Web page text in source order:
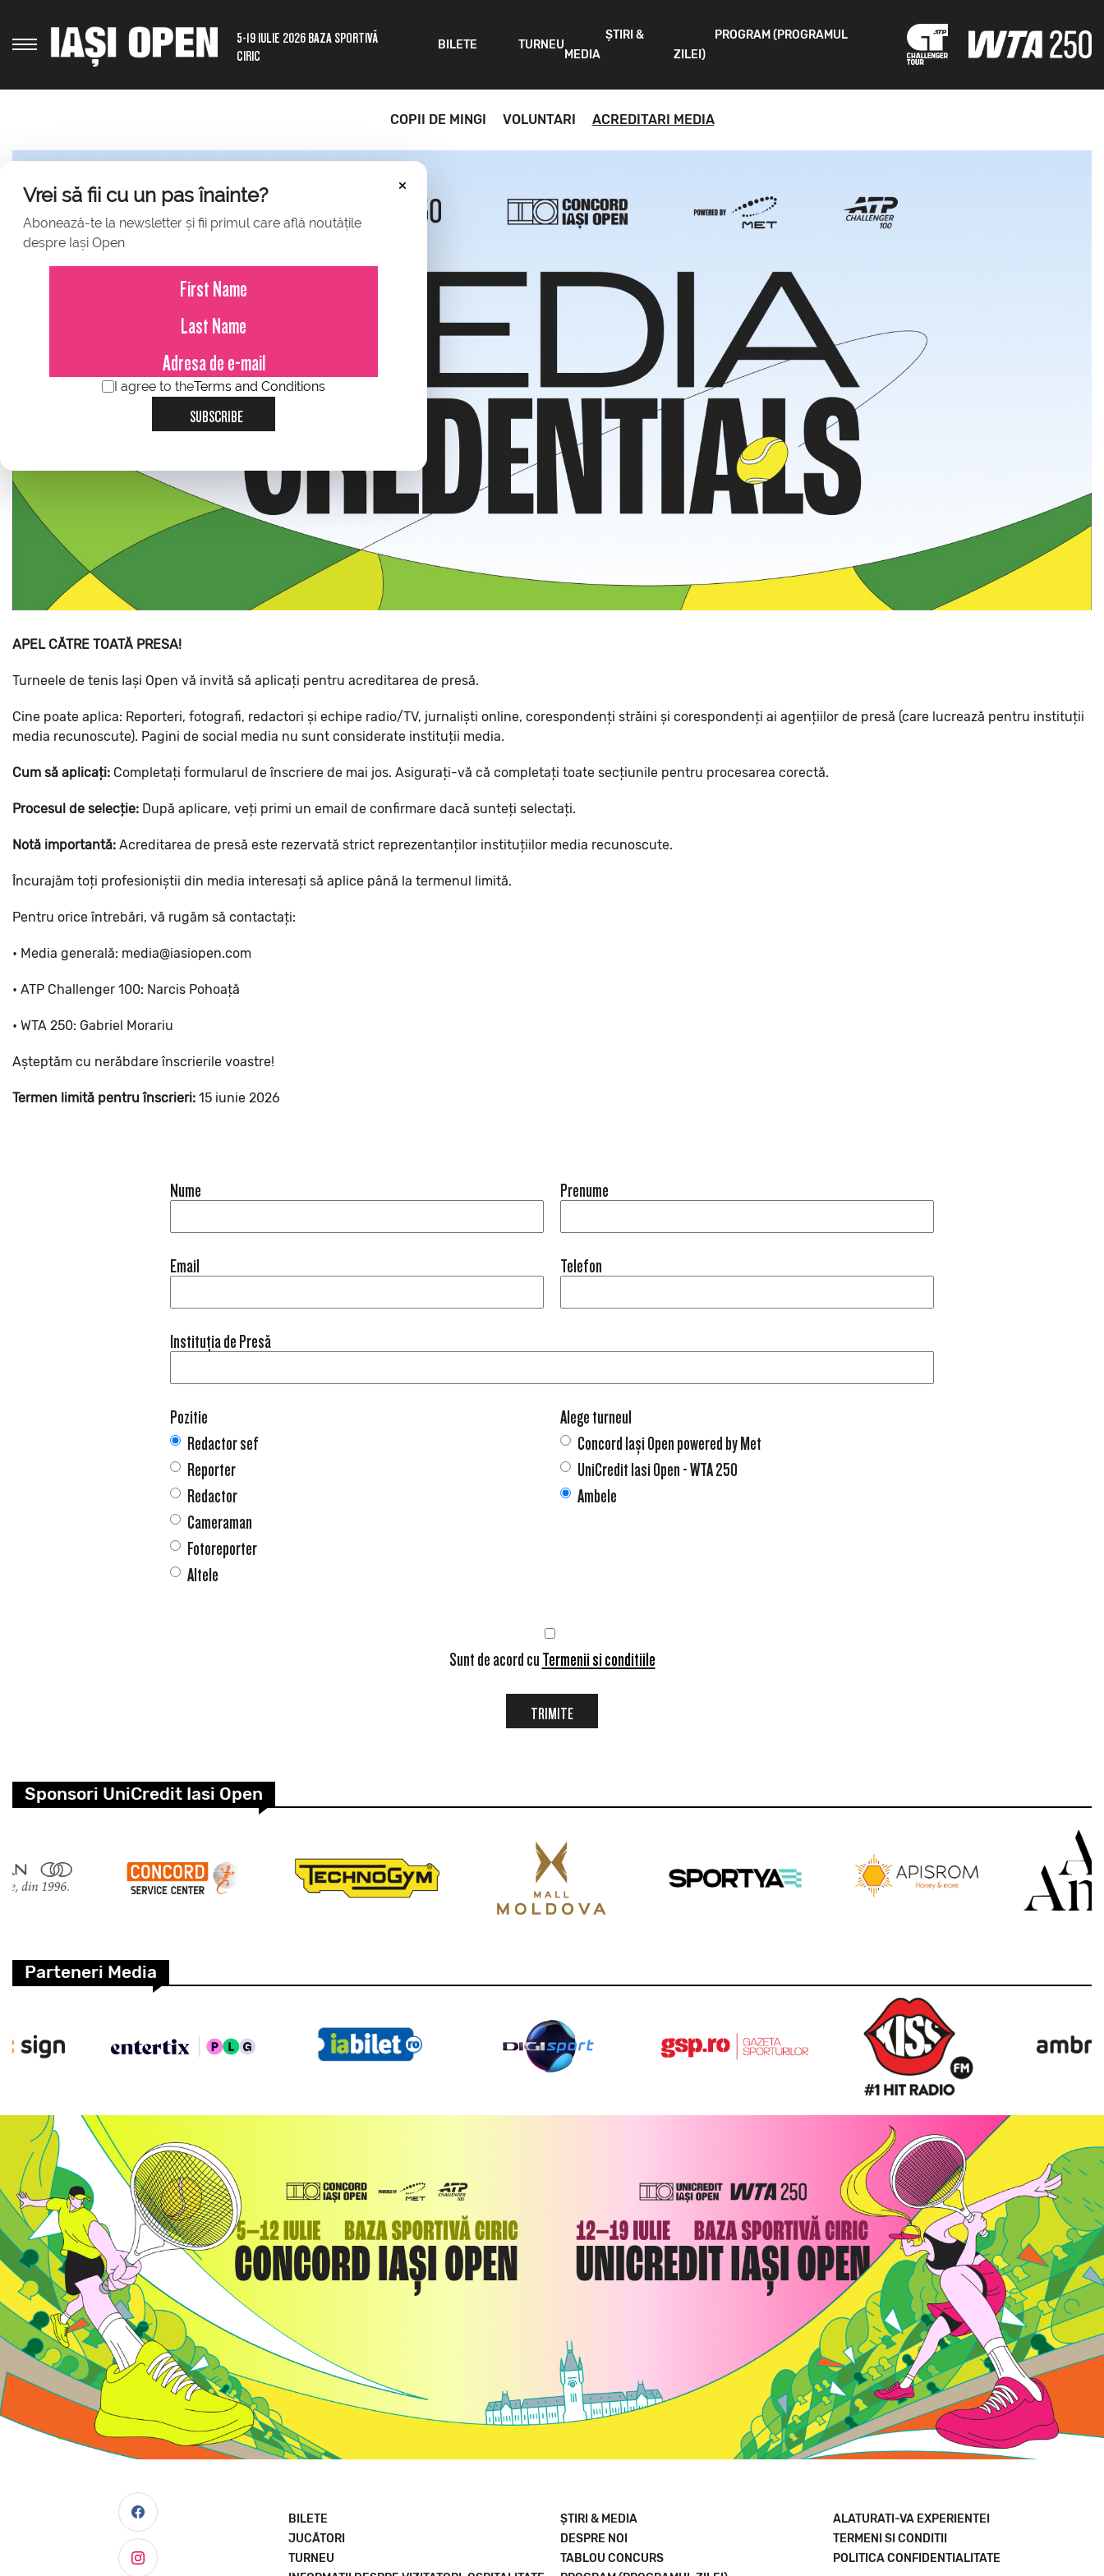
5-19 IULIE 2026 BAZA SPORTIVĂ
CIRIC
BILETE TURNEU
ȘTIRI &
MEDIA
PROGRAM (PROGRAMUL
ZILEI)
×
Vrei să fii cu un pas înainte?
Abonează-te la newsletter și fii primul care află noutățile
despre Iași Open
I agree to theTerms and Conditions
SUBSCRIBE
COPII DE MINGI VOLUNTARI ACREDITARI MEDIA
APEL CĂTRE TOATĂ PRESA!
Turneele de tenis Iași Open vă invită să aplicați pentru acreditarea de presă.
Cine poate aplica: Reporteri, fotografi, redactori și echipe radio/TV, jurnaliști online, corespondenți străini și corespondenți ai agențiilor de presă (care lucrează pentru instituții
media recunoscute). Pagini de social media nu sunt considerate instituții media.
Cum să aplicați: Completați formularul de înscriere de mai jos. Asigurați-vă că completați toate secțiunile pentru procesarea corectă.
Procesul de selecție: După aplicare, veți primi un email de confirmare dacă sunteți selectați.
Notă importantă: Acreditarea de presă este rezervată strict reprezentanților instituțiilor media recunoscute.
Încurajăm toți profesioniștii din media interesați să aplice până la termenul limită.
Pentru orice întrebări, vă rugăm să contactați:
•⁠ ⁠Media generală: media@iasiopen.com
•⁠ ⁠ATP Challenger 100: Narcis Pohoață
•⁠ ⁠WTA 250: Gabriel Morariu
Așteptăm cu nerăbdare înscrierile voastre!
Termen limită pentru înscrieri: 15 iunie 2026
Nume Prenume
Email Telefon
Instituția de Presă
Pozitie
Redactor sef
Reporter
Redactor
Cameraman
Fotoreporter
Altele
Alege turneul
Concord Iași Open powered by Met
UniCredit Iasi Open - WTA 250
Ambele
Sunt de acord cu Termenii si conditiile
TRIMITE
Sponsori UniCredit Iasi Open
Parteneri Media
BILETE
JUCĂTORI
TURNEU
ȘTIRI & MEDIA
DESPRE NOI
TABLOU CONCURS
ALATURATI-VA EXPERIENTEI
TERMENI SI CONDITII
POLITICA CONFIDENTIALITATE